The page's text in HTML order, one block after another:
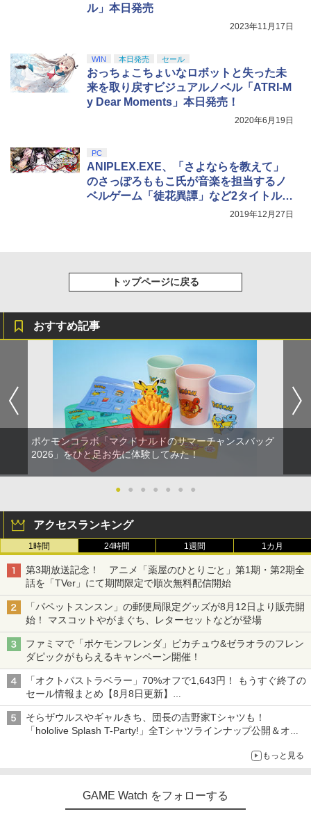
ル」本日発売
2023年11月17日
WIN 本日発売 セール
おっちょこちょいなロボットと失った未
来を取り戻すビジュアルノベル「ATRI-M
y Dear Moments」本日発売！
2020年6月19日
PC
ANIPLEX.EXE、「さよならを教えて」
のさっぽろももこ氏が音楽を担当するノ
ベルゲーム「徒花異譚」など2タイトルを
2019年12月27日
トップページに戻る
おすすめ記事
ポケモンコラボ「マクドナルドのサマーチャンスバッグ
2026」をひと足お先に体験してみた！
● ● ● ● ● ● ●
アクセスランキング
1時間 24時間 1週間 1カ月
第3期放送記念！ アニメ「薬屋のひとりごと」第1期・第2期全
話を「TVer」にて期間限定で順次無料配信開始
「パペットスンスン」の郵便局限定グッズが8月12日より販売開
始！ マスコットやがまぐち、レターセットなどが登場
ファミマで「ポケモンフレンダ」ピカチュウ&ゼラオラのフレン
ダピックがもらえるキャンペーン開催！
「オクトパストラベラー」70%オフで1,643円！ もうすぐ終了の
セール情報まとめ【8月8日更新】
ニンテンドーeショップでは「大神 絶景版」が67%オフで990円
そらザウルスやギャルきち、団長の吉野家Tシャツも！
「hololive Splash T-Party!」全Tシャツラインナップ公開＆オン
もっと見る
GAME Watch をフォローする